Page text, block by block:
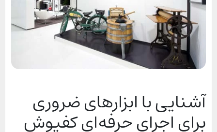
آشنایی با ابزارهای ضروری
برای اجرای حرفه‌ای کفپوش